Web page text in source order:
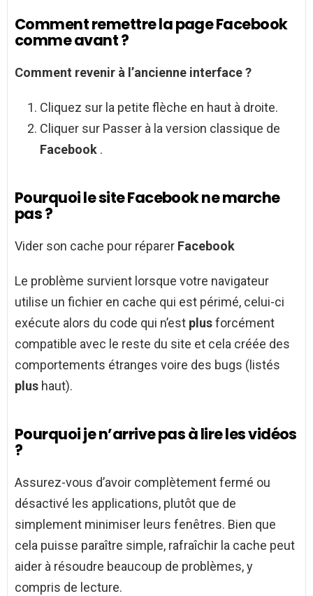
Comment remettre la page Facebook
comme avant ?
Comment revenir à l’ancienne interface ?
Cliquez sur la petite flèche en haut à droite.
Cliquer sur Passer à la version classique de
Facebook .
Pourquoi le site Facebook ne marche
pas ?
Vider son cache pour réparer Facebook
Le problème survient lorsque votre navigateur
utilise un fichier en cache qui est périmé, celui-ci
exécute alors du code qui n’est plusforcément
compatible avec le reste du site et cela créée des
comportements étranges voire des bugs (listés
plus haut).
Pourquoi je n’arrive pas à lire les vidéos
?
Assurez-vous d’avoir complètement fermé ou
désactivé les applications, plutôt que de
simplement minimiser leurs fenêtres. Bien que
cela puisse paraître simple, rafraîchir la cache peut
aider à résoudre beaucoup de problèmes, y
compris de lecture.